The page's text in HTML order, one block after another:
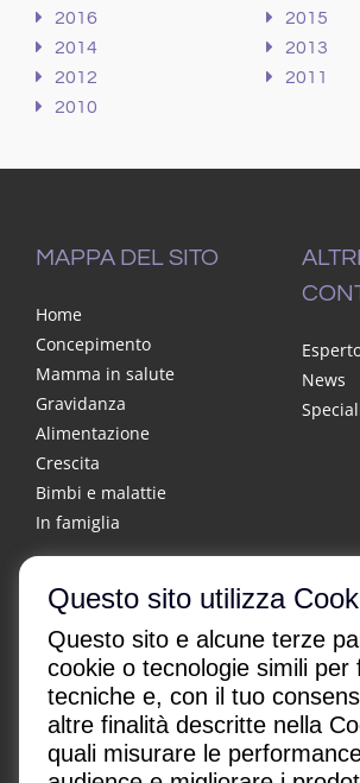
Questo sito utilizza
Questo sito e alcune terze
cookie o tecnologie simili per
tecniche e, con il tuo
altre finalità descritte nella
quali misurare le
2016
2015
2014
2013
2012
2011
2010
MAPPA DEL SITO
Home
Concepimento
Mamma in salute
Gravidanza
Alimentazione
Crescita
Bimbi e malattie
In famiglia
ALTRI
News
CHI SONO| CONTATTI|
Condizioni di utilizzo | Policy Privacy |